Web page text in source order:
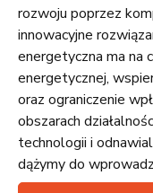
rozwoju poprzez
innowacyjne
energetyczna ma na
energetycznej,
oraz ograniczenie
obszarach
technologii i
dążymy do